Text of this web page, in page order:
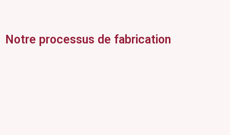
Notre processus de fabrication